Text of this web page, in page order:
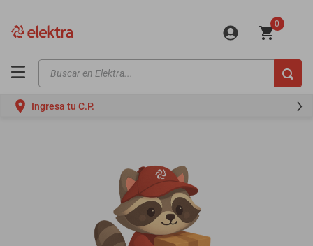
0
Buscar en Elektra...
Ingresa tu C.P.
motos